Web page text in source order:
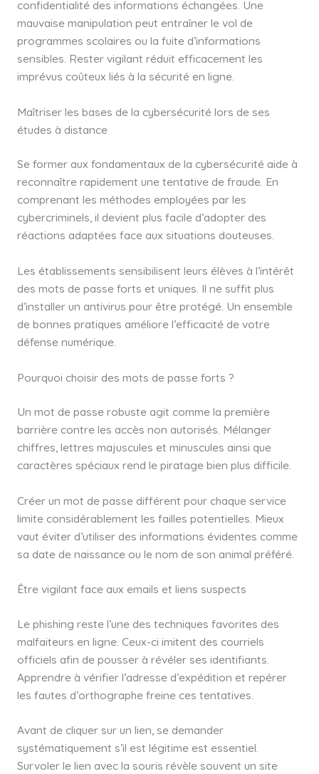
confidentialité des informations échangées. Une
mauvaise manipulation peut entraîner le vol de
programmes scolaires ou la fuite d’informations
sensibles. Rester vigilant réduit efficacement les
imprévus coûteux liés à la sécurité en ligne.
Maîtriser les bases de la cybersécurité lors de ses
études à distance
Se former aux fondamentaux de la cybersécurité aide à
reconnaître rapidement une tentative de fraude. En
comprenant les méthodes employées par les
cybercriminels, il devient plus facile d’adopter des
réactions adaptées face aux situations douteuses.
Les établissements sensibilisent leurs élèves à l’intérêt
des mots de passe forts et uniques. Il ne suffit plus
d’installer un antivirus pour être protégé. Un ensemble
de bonnes pratiques améliore l’efficacité de votre
défense numérique.
Pourquoi choisir des mots de passe forts ?
Un mot de passe robuste agit comme la première
barrière contre les accès non autorisés. Mélanger
chiffres, lettres majuscules et minuscules ainsi que
caractères spéciaux rend le piratage bien plus difficile.
Créer un mot de passe différent pour chaque service
limite considérablement les failles potentielles. Mieux
vaut éviter d’utiliser des informations évidentes comme
sa date de naissance ou le nom de son animal préféré.
Être vigilant face aux emails et liens suspects
Le phishing reste l’une des techniques favorites des
malfaiteurs en ligne. Ceux-ci imitent des courriels
officiels afin de pousser à révéler ses identifiants.
Apprendre à vérifier l’adresse d’expédition et repérer
les fautes d’orthographe freine ces tentatives.
Avant de cliquer sur un lien, se demander
systématiquement s’il est légitime est essentiel.
Survoler le lien avec la souris révèle souvent un site